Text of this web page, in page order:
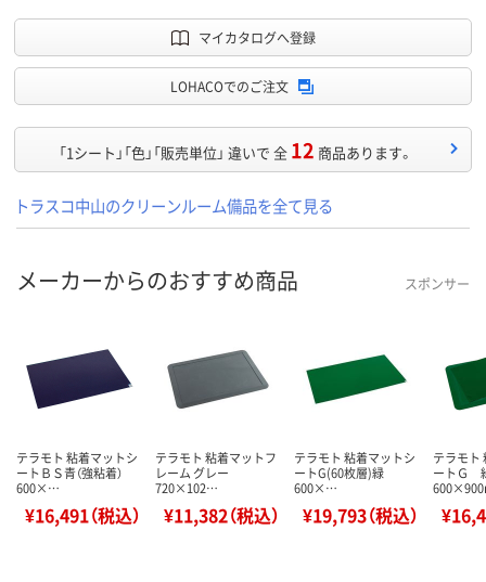
マイカタログへ登録
LOHACOでのご注文
「1シート」「色」「販売単位」 違いで 全 12 商品あります。
トラスコ中山のクリーンルーム備品を全て見る
メーカーからのおすすめ商品 スポンサー
テラモト 粘着マットシ
ートＢＳ青（強粘着）
600×…
¥16,491（税込）
テラモト 粘着マットフ
レーム グレー
720×102…
¥11,382（税込）
テラモト 粘着マットシ
ートG(60枚層)緑
600×…
¥19,793（税込）
テラモト
ートＧ